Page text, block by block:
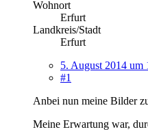
Wohnort
Erfurt
Landkreis/Stadt
Erfurt
5. August 2014 um
#1
Anbei nun meine Bilder
Meine Erwartung war,